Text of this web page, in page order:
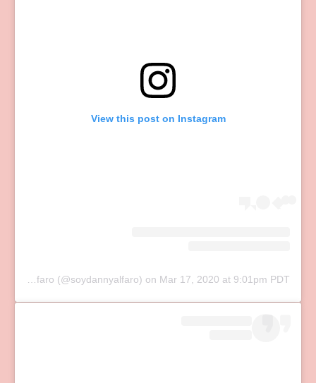
View this post on Instagram
on Mar 17, 2020 at 9:01pm PDT